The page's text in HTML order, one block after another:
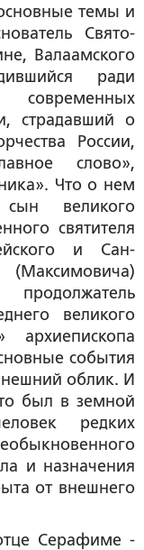
основные темы и
Свято-
Валаамского
ради
страдавший о
России,
слово»,
Что о нем
великого
святителя
и Сан-
великого
архиепископа
события
облик. И
был в земной
редких
и назначения
от внешнего
Серафиме -